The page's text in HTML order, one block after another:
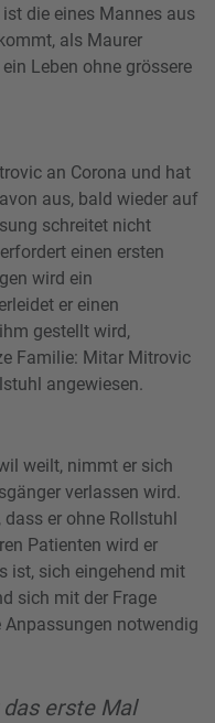
die eines Mannes aus
als Maurer
Leben ohne grössere
an Corona und hat
aus, bald wieder auf
schreitet nicht
einen ersten
wird ein
er einen
gestellt wird,
Familie: Mitar Mitrovic
angewiesen.
weilt, nimmt er sich
verlassen wird.
er ohne Rollstuhl
Patienten wird er
ist, sich eingehend mit
sich mit der Frage
notwendig
erste Mal